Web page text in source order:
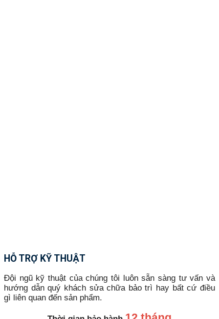
HỖ TRỢ KỸ THUẬT
Đội ngũ kỹ thuật của chúng tôi luôn sẵn sàng tư vấn và
hướng dẫn quý khách sửa chữa bảo trì hay bất cứ điều
gì liên quan đến sản phẩm.